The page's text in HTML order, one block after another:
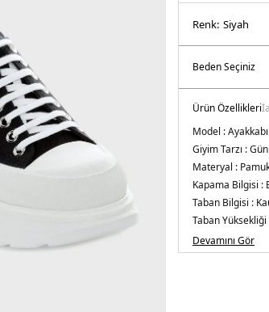
Renk: si̇yah
Ürün Özellikleri
Model :Ayakkabı
Giyim Tarzı :
Materyal :
Kapama Bilgisi :
Taban Bilgisi :
Taban Yüksekliği
Detay :-Yuvarlak
Üretim Yeri :
Devamını Gör